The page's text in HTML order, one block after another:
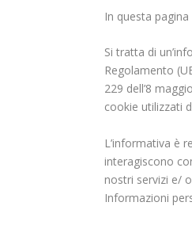
In questa
Si tratta di
Regolamento
229 dell’8
cookie utilizzati
L’informativa è
interagiscono
nostri servizi e/
Informazioni